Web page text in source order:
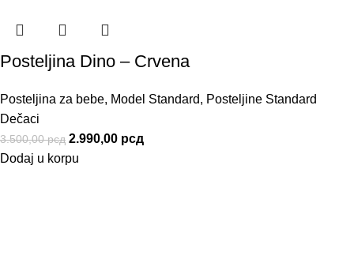
Posteljina Dino – Crvena
Posteljina za bebe, Model Standard, Posteljine Standard
Dečaci
3.500,00рсд 2.990,00 рсд
Dodaj u korpu